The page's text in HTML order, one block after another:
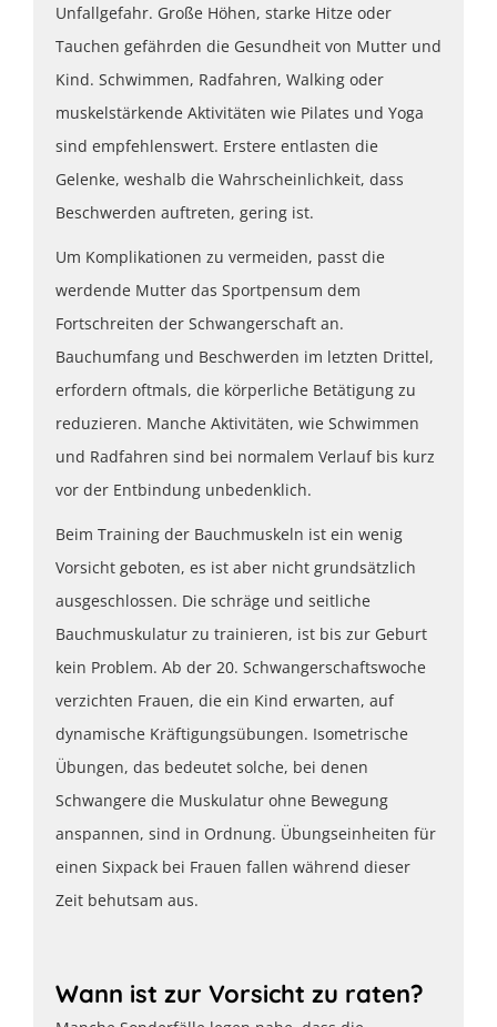
Unfallgefahr. Große Höhen, starke Hitze oder
Tauchen gefährden die Gesundheit von Mutter und
Kind. Schwimmen, Radfahren, Walking oder
muskelstärkende Aktivitäten wie Pilates und Yoga
sind empfehlenswert. Erstere entlasten die
Gelenke, weshalb die Wahrscheinlichkeit, dass
Beschwerden auftreten, gering ist.
Um Komplikationen zu vermeiden, passt die
werdende Mutter das Sportpensum dem
Fortschreiten der Schwangerschaft an.
Bauchumfang und Beschwerden im letzten Drittel,
erfordern oftmals, die körperliche Betätigung zu
reduzieren. Manche Aktivitäten, wie Schwimmen
und Radfahren sind bei normalem Verlauf bis kurz
vor der Entbindung unbedenklich.
Beim Training der Bauchmuskeln ist ein wenig
Vorsicht geboten, es ist aber nicht grundsätzlich
ausgeschlossen. Die schräge und seitliche
Bauchmuskulatur zu trainieren, ist bis zur Geburt
kein Problem. Ab der 20. Schwangerschaftswoche
verzichten Frauen, die ein Kind erwarten, auf
dynamische Kräftigungsübungen. Isometrische
Übungen, das bedeutet solche, bei denen
Schwangere die Muskulatur ohne Bewegung
anspannen, sind in Ordnung. Übungseinheiten für
einen Sixpack bei Frauen fallen während dieser
Zeit behutsam aus.
Wann ist zur Vorsicht zu raten?